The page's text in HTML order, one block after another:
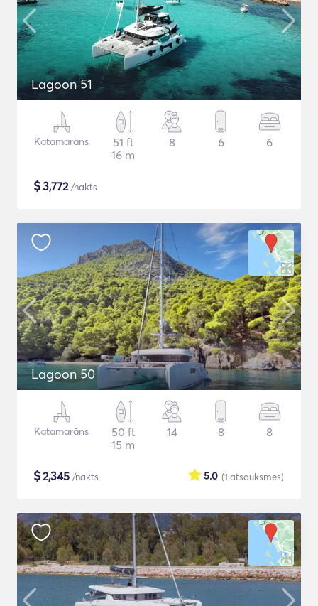
Lagoon 51
Katamarāns
51 ft
16 m
8 6 6
$3,772/nakts
Lagoon 50
Katamarāns
50 ft
15 m
14 8 8
$2,345 /nakts (1 atsauksmes)
5.0